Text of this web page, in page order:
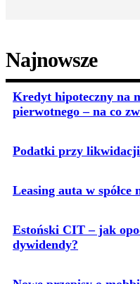
Najnowsze
Kredyt hipoteczny na
pierwotnego – na co
Podatki przy likwidacji
Leasing auta w spółce
Estoński CIT – jak
dywidendy?